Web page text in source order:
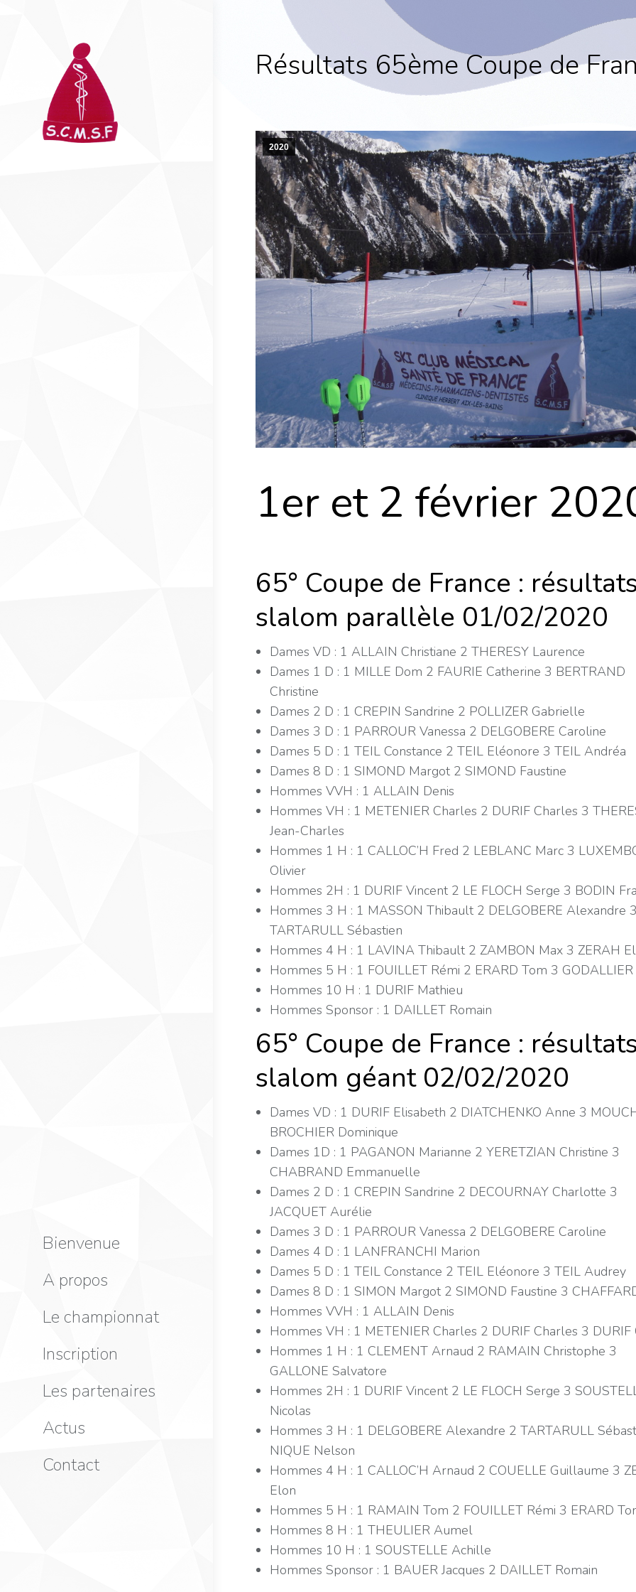
Bienvenue
A propos
Le championnat
Inscription
Les partenaires
Actus
Contact
Résultats 65ème Coupe de
2020
1er et 2 février
65° Coupe de France : résultats
slalom parallèle 01/02/2020
Dames VD : 1 ALLAIN Christiane 2 THERESY Laurence
Dames 1 D : 1 MILLE Dom 2 FAURIE Catherine 3 BERTRAND
Christine
Dames 2 D : 1 CREPIN Sandrine 2 POLLIZER Gabrielle
Dames 3 D : 1 PARROUR Vanessa 2 DELGOBERE Caroline
Dames 5 D : 1 TEIL Constance 2 TEIL Eléonore 3 TEIL Andréa
Dames 8 D : 1 SIMOND Margot 2 SIMOND Faustine
Hommes VVH : 1 ALLAIN Denis
Hommes VH : 1 METENIER Charles 2 DURIF Charles 3
Jean-Charles
Hommes 1 H : 1 CALLOC’H Fred 2 LEBLANC Marc 3
Olivier
Hommes 2H : 1 DURIF Vincent 2 LE FLOCH Serge 3 BODIN
Hommes 3 H : 1 MASSON Thibault 2 DELGOBERE Alexandre 3
TARTARULL Sébastien
Hommes 4 H : 1 LAVINA Thibault 2 ZAMBON Max 3 ZERAH
Hommes 5 H : 1 FOUILLET Rémi 2 ERARD Tom 3 GODALLIER
Hommes 10 H : 1 DURIF Mathieu
Hommes Sponsor : 1 DAILLET Romain
65° Coupe de France : résultats
slalom géant 02/02/2020
Dames VD : 1 DURIF Elisabeth 2 DIATCHENKO Anne 3
BROCHIER Dominique
Dames 1D : 1 PAGANON Marianne 2 YERETZIAN Christine 3
CHABRAND Emmanuelle
Dames 2 D : 1 CREPIN Sandrine 2 DECOURNAY Charlotte 3
JACQUET Aurélie
Dames 3 D : 1 PARROUR Vanessa 2 DELGOBERE Caroline
Dames 4 D : 1 LANFRANCHI Marion
Dames 5 D : 1 TEIL Constance 2 TEIL Eléonore 3 TEIL Audrey
Dames 8 D : 1 SIMON Margot 2 SIMOND Faustine 3
Hommes VVH : 1 ALLAIN Denis
Hommes VH : 1 METENIER Charles 2 DURIF Charles 3 DURIF
Hommes 1 H : 1 CLEMENT Arnaud 2 RAMAIN Christophe 3
GALLONE Salvatore
Hommes 2H : 1 DURIF Vincent 2 LE FLOCH Serge 3
Nicolas
Hommes 3 H : 1 DELGOBERE Alexandre 2 TARTARULL
NIQUE Nelson
Hommes 4 H : 1 CALLOC’H Arnaud 2 COUELLE Guillaume 3
Elon
Hommes 5 H : 1 RAMAIN Tom 2 FOUILLET Rémi 3 ERARD
Hommes 8 H : 1 THEULIER Aumel
Hommes 10 H : 1 SOUSTELLE Achille
Hommes Sponsor : 1 BAUER Jacques 2 DAILLET Romain